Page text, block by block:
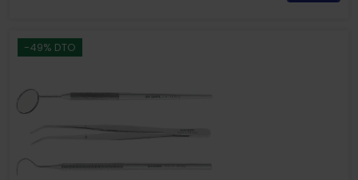
-49% DTO